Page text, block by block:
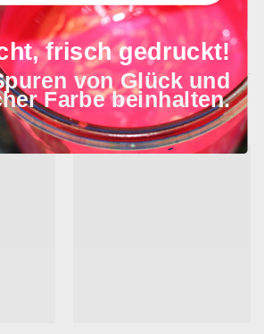
frisch gedruckt!
von Glück und
Farbe beinhalten.